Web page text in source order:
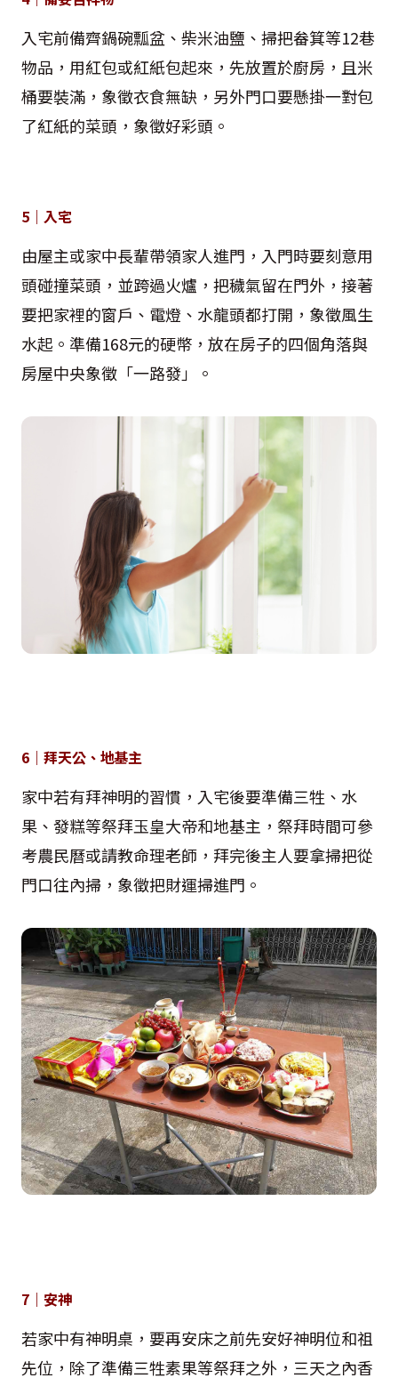
入宅前備齊鍋碗瓢盆、柴米油鹽、掃把畚箕等12巷
物品，用紅包或紅紙包起來，先放置於廚房，且米
桶要裝滿，象徵衣食無缺，另外門口要懸掛一對包
了紅紙的菜頭，象徵好彩頭。
5｜入宅
由屋主或家中長輩帶領家人進門，入門時要刻意用
頭碰撞菜頭，並跨過火爐，把穢氣留在門外，接著
要把家裡的窗戶、電燈、水龍頭都打開，象徵風生
水起。準備168元的硬幣，放在房子的四個角落與
房屋中央象徵「一路發」。
6｜拜天公、地基主
家中若有拜神明的習慣，入宅後要準備三牲、水
果、發糕等祭拜玉皇大帝和地基主，祭拜時間可參
考農民曆或請教命理老師，拜完後主人要拿掃把從
門口往內掃，象徵把財運掃進門。
7｜安神
若家中有神明桌，要再安床之前先安好神明位和祖
先位，除了準備三牲素果等祭拜之外，三天之內香